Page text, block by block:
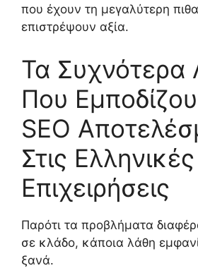
που έχουν τη μεγαλύτερη
επιστρέψουν αξία.
Τα Συχνότερα
Που
SEO
Στις Ελληνικές
Επιχειρήσεις
Παρότι τα προβλήματα
σε κλάδο, κάποια λάθη
ξανά.